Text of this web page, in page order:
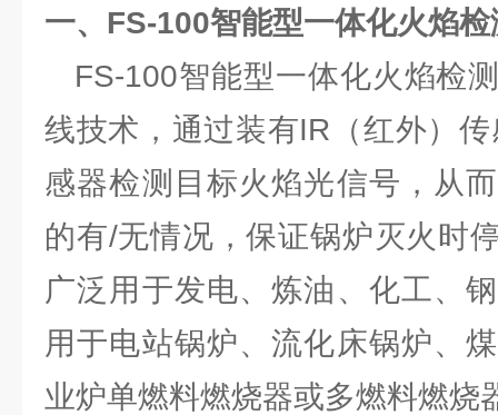
一、 FS-100智能型一体化火焰
FS-100智能型一体化火焰检
线技术，通过装有IR（红外）
感器检测目标火焰光信号，从
的有/无情况，保证锅炉灭火时
广泛用于发电、炼油、化工、
用于电站锅炉、流化床锅炉、
业炉单燃料燃烧器或多燃料燃烧